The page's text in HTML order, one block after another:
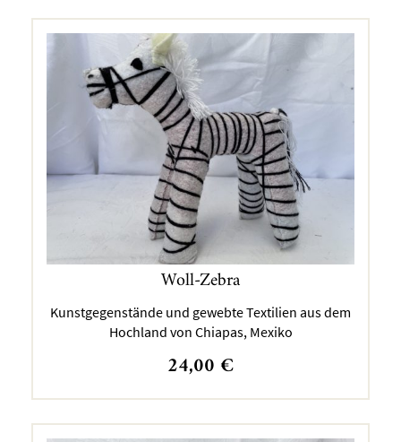
Woll-Zebra
Kunstgegenstände und gewebte Textilien aus dem
Hochland von Chiapas, Mexiko
24,00 €